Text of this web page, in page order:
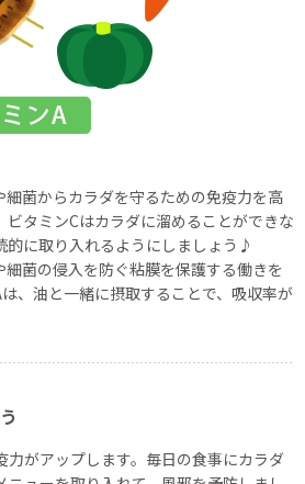
細菌からカラダを守るための免疫力を高
ビタミンCはカラダに溜めることができな
的に取り入れるようにしましょう♪
細菌の侵入を防ぐ粘膜を保護する働きを
、油と一緒に摂取することで、吸収率が
力がアップします。毎日の食事にカラダ